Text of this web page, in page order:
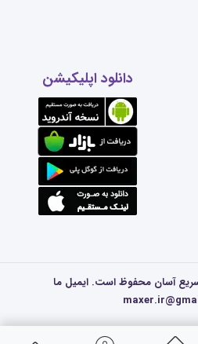
دانلود اپلیکیشن
آسان محفوظ است. ایمیل ما